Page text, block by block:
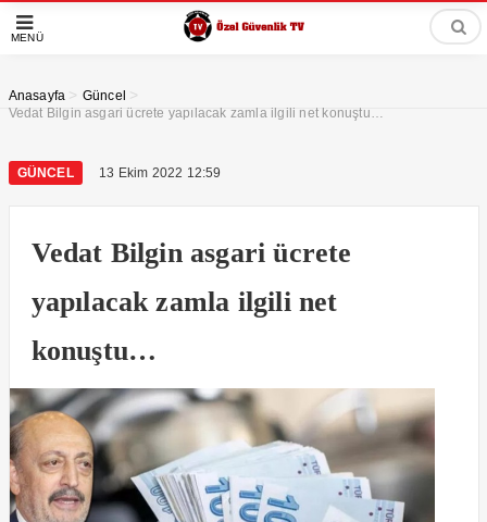
MENÜ
Anasayfa > Güncel >
Vedat Bilgin asgari ücrete yapılacak zamla ilgili net konuştu…
GÜNCEL 13 Ekim 2022 12:59
Vedat Bilgin asgari ücrete
yapılacak zamla ilgili net
konuştu…